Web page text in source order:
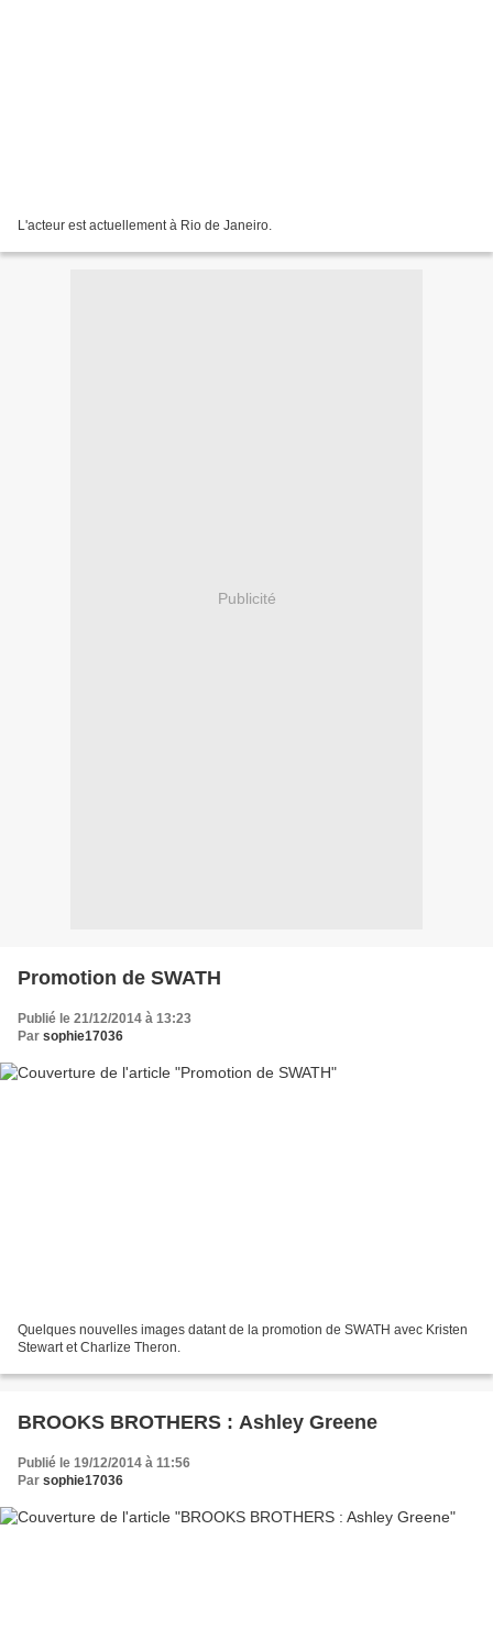
L'acteur est actuellement à Rio de Janeiro.
Publicité
Promotion de SWATH
Publié le 21/12/2014 à 13:23
Par sophie17036
Quelques nouvelles images datant de la promotion de SWATH avec Kristen
Stewart et Charlize Theron.
BROOKS BROTHERS : Ashley Greene
Publié le 19/12/2014 à 11:56
Par sophie17036